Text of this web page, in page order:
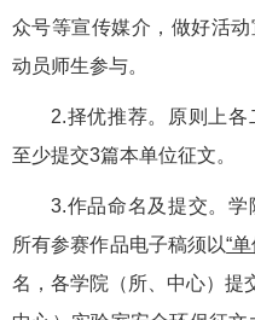
众号等宣传媒介，做好活
动员师生参与。
2.择优推荐。原则上
至少提交3篇本单位征文。
3.作品命名及提交。学
所有参赛作品电子稿须以“
名，各学院（所、中心）提